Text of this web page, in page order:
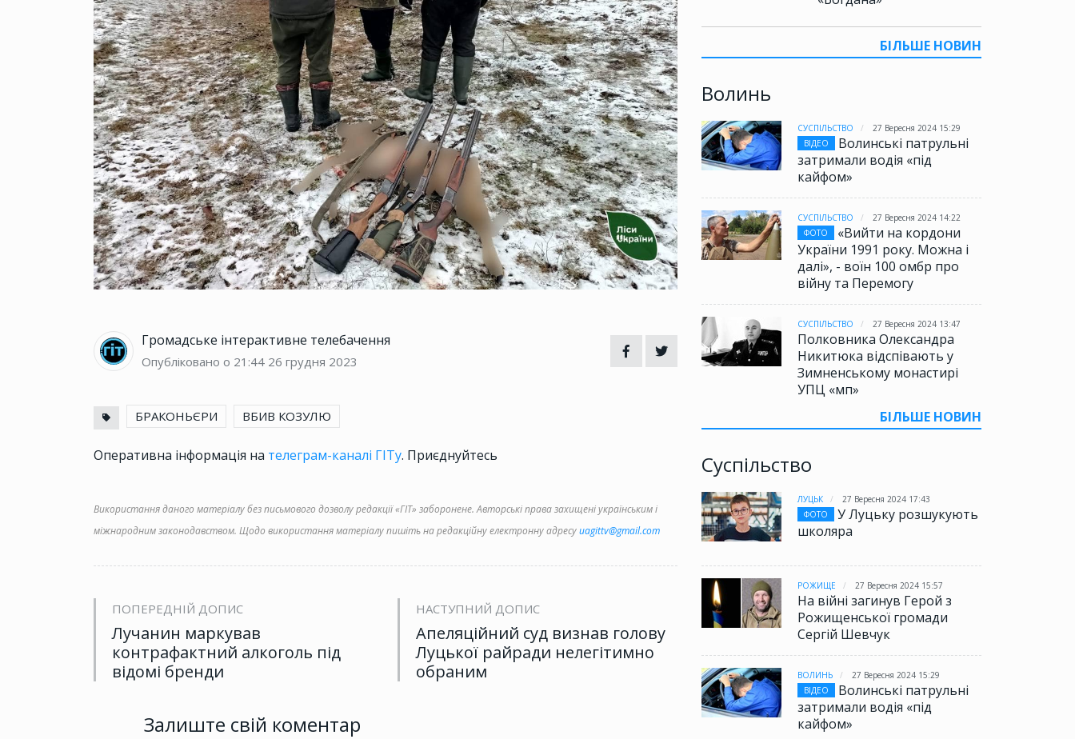
БІЛЬШЕ НОВИН
Волинь
СУСПІЛЬСТВО
27 Вересня 2024 15:29
ВІДЕО
Волинські патрульні
затримали водія «під
кайфом»
СУСПІЛЬСТВО
27 Вересня 2024 14:22
ФОТО
«Вийти на кордони
України 1991 року. Можна і
далі», - воїн 100 омбр про
війну та Перемогу
СУСПІЛЬСТВО 27 Вересня 2024 13:47
Полковника Олександра
Никитюка відспівають у
Зимненському монастирі
УПЦ «мп»
БІЛЬШЕ НОВИН
Суспільство
ЛУЦЬК
27 Вересня 2024 17:43
ФОТО
У Луцьку розшукують
школяра
РОЖИЩЕ 27 Вересня 2024 15:57
На війні загинув Герой з
Рожищенської громади
Сергій Шевчук
ВОЛИНЬ
27 Вересня 2024 15:29
ВІДЕО
Волинські патрульні
затримали водія «під
кайфом»
Громадське інтерактивне телебачення
Опубліковано о 21:44 26 грудня 2023
БРАКОНЬЄРИ ВБИВ КОЗУЛЮ
Оперативна інформація на телеграм-каналі ГІТу. Приєднуйтесь
Використання даного матеріалу без письмового дозволу редакції «ГІТ» заборонене. Авторські права захищені українським і
міжнародним законодавством. Щодо використання матеріалу пишіть на редакційну електронну адресуuagittv@gmail.com
ПОПЕРЕДНІЙ ДОПИС
Лучанин маркував
контрафактний алкоголь під
відомі бренди
НАСТУПНИЙ ДОПИС
Апеляційний суд визнав голову
Луцької райради нелегітимно
обраним
Залиште свій коментар